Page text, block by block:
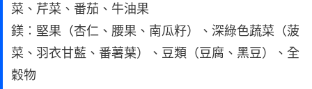
菜、芹菜、番茄、牛油果
鎂︰堅果（杏仁、腰果、南瓜籽）、深綠色蔬菜（菠
菜、羽衣甘藍、番薯葉）、豆類（豆腐、黑豆）、全
穀物